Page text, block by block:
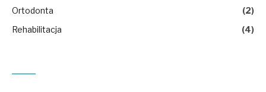
Ortodonta
(2)
Rehabilitacja
(4)